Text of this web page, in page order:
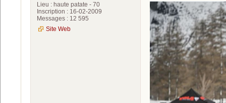
Lieu : haute patate - 70
Inscription : 16-02-2009
Messages : 12 595
Site Web